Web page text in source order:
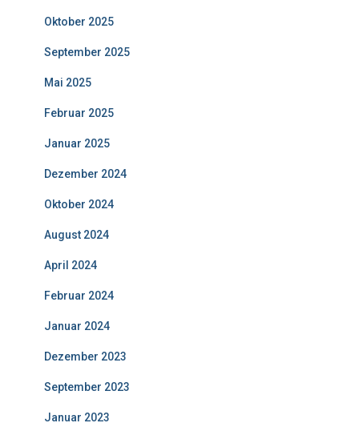
Oktober 2025
September 2025
Mai 2025
Februar 2025
Januar 2025
Dezember 2024
Oktober 2024
August 2024
April 2024
Februar 2024
Januar 2024
Dezember 2023
September 2023
Januar 2023